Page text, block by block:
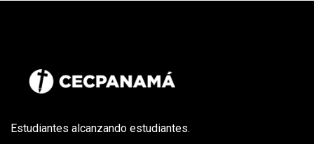
Estudiantes alcanzando estudiantes.